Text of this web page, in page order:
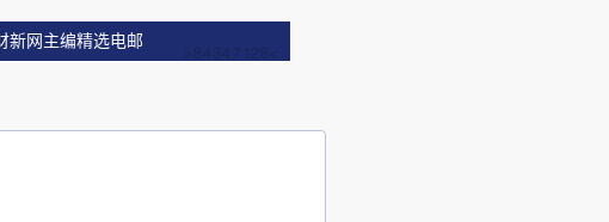
蚝油类目均实现占比与销售额同比
比增长3.47%，在重点类目中表现最
售额同比双降。其中，中式调味酱占
新网主编精选电邮